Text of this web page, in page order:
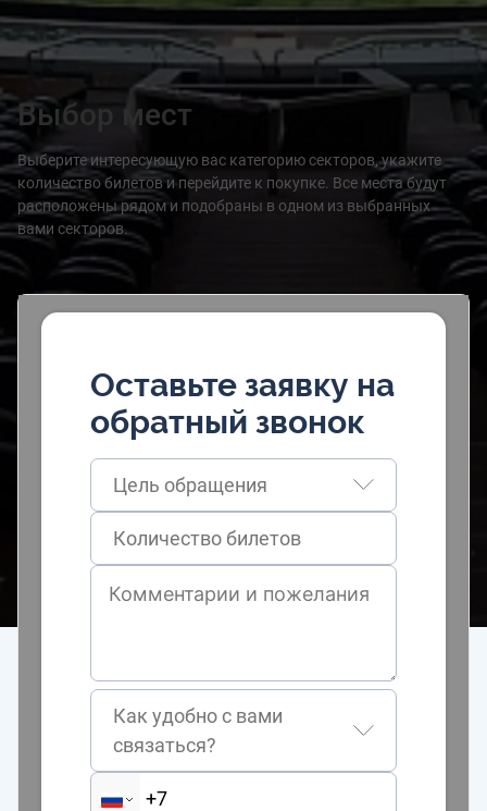
Выбор мест
Выберите интересующую вас категорию секторов, укажите
количество билетов и перейдите к покупке. Все места будут
расположены рядом и подобраны в одном из выбранных
вами секторов.
Оставьте заявку на
обратный звонок
Цель обращения
Как удобно с вами
связаться?